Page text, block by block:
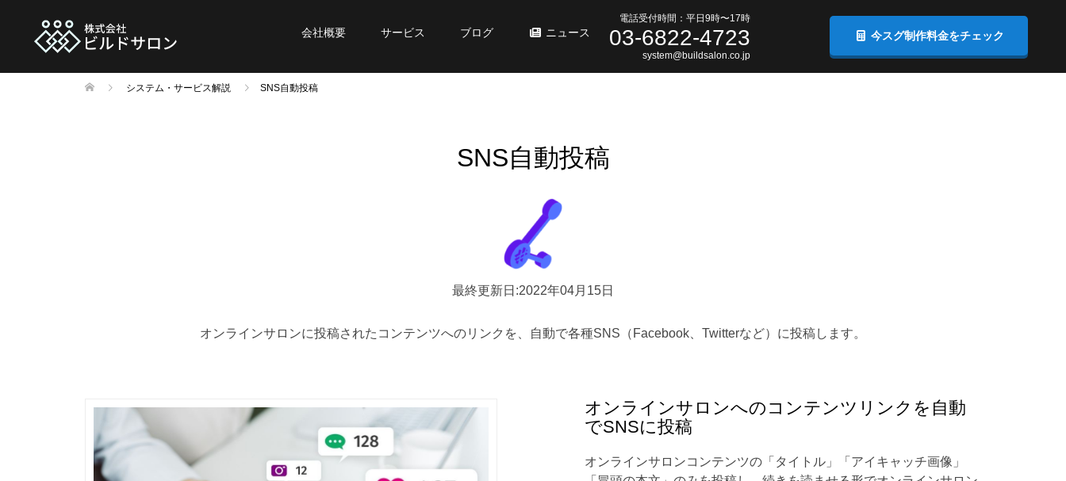
会社概要 サービス ブログ ニュース 今スグ制作料金をチェック
電話受付時間：平日9時〜17時
03-6822-4723
system@buildsalon.co.jp
システム・サービス解説 SNS自動投稿
SNS自動投稿
最終更新日:2022年04月15日
オンラインサロンに投稿されたコンテンツへのリンクを、自動で各種SNS（Facebook、Twitterなど）に投稿します。
オンラインサロンへのコンテンツリンクを自動
でSNSに投稿
オンラインサロンコンテンツの「タイトル」「アイキャッチ画像」